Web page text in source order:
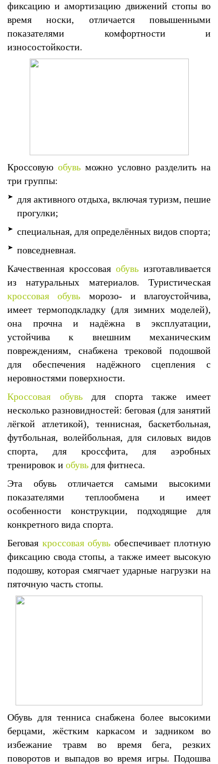
фиксацию и амортизацию движений стопы во
время носки, отличается повышенными
показателями комфортности и
износостойкости.
Кроссовую обувь можно условно разделить на
три группы:
для активного отдыха, включая туризм, пешие
прогулки;
специальная, для определённых видов спорта;
повседневная.
Качественная кроссовая обувь изготавливается
из натуральных материалов. Туристическая
кроссовая обувь морозо- и влагоустойчива,
имеет термоподкладку (для зимних моделей),
она прочна и надёжна в эксплуатации,
устойчива к внешним механическим
повреждениям, снабжена трековой подошвой
для обеспечения надёжного сцепления с
неровностями поверхности.
Кроссовая обувьдля спорта также имеет
несколько разновидностей: беговая (для занятий
лёгкой атлетикой), теннисная, баскетбольная,
футбольная, волейбольная, для силовых видов
спорта, для кроссфита, для аэробных
тренировок и обувь для фитнеса.
Эта обувь отличается самыми высокими
показателями теплообмена и имеет
особенности конструкции, подходящие для
конкретного вида спорта.
Беговая кроссовая обувь обеспечивает плотную
фиксацию свода стопы, а также имеет высокую
подошву, которая смягчает ударные нагрузки на
пяточную часть стопы.
Обувь для тенниса снабжена более высокими
берцами, жёстким каркасом и задником во
избежание травм во время бега, резких
поворотов и выпадов во время игры. Подошва